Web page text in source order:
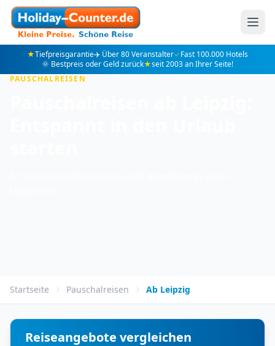
★Tiefpreisgarantie✈️ Über 80 Veranstalter✓Fast 100.000 Hotels
🌞 Bestpreis oder Geld zurück★seit 2003 an Ihrer Seite!
PAUSCHALREISEN
Startseite Pauschalreisen Ab Leipzig
Reiseangebote vergleichen